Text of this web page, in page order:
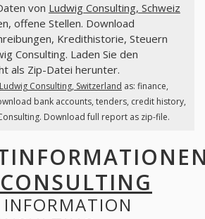
von Ludwig Consulting, Schweiz
offene Stellen. Download
Kredithistorie, Steuern
Consulting. Laden Sie den
als Zip-Datei herunter.
Ludwig Consulting, Switzerland as: finance,
bank accounts, tenders, credit history,
Download full report as zip-file.